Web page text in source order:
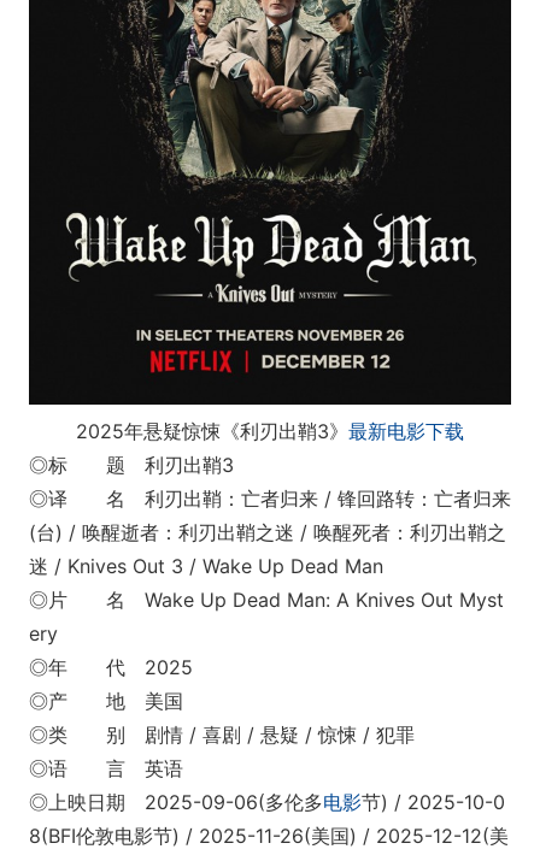
2025年悬疑惊悚《利刃出鞘3》 最新电影下载
◎标 题 利刃出鞘3
◎译 名 利刃出鞘：亡者归来 / 锋回路转：亡者归来
(台) / 唤醒逝者：利刃出鞘之迷 / 唤醒死者：利刃出鞘之
迷 / Knives Out 3 / Wake Up Dead Man
◎片 名 Wake Up Dead Man: A Knives Out Myst
ery‎
◎年 代 2025
◎产 地 美国
◎类 别 剧情 / 喜剧 / 悬疑 / 惊悚 / 犯罪
◎语 言 英语
◎上映日期 2025-09-06(多伦多电影节) / 2025-10-0
8(BFI伦敦电影节) / 2025-11-26(美国) / 2025-12-12(美